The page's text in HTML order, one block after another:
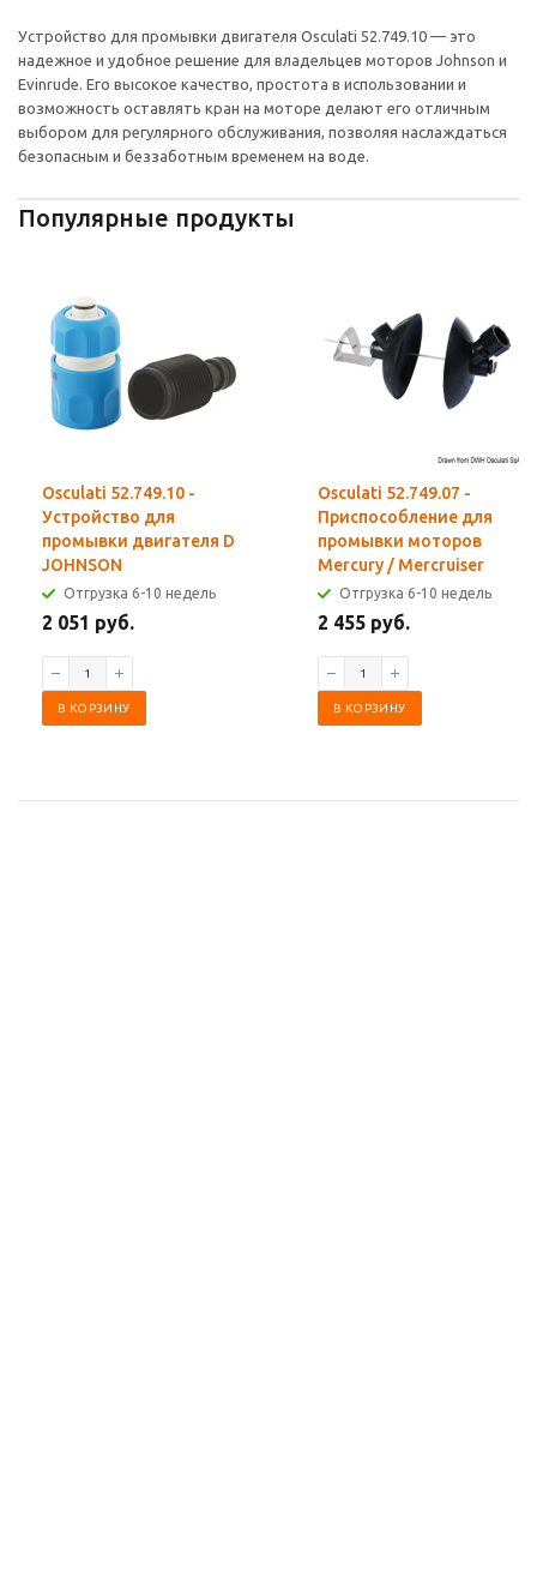
Устройство для промывки двигателя Osculati 52.749.10 — это
надежное и удобное решение для владельцев моторов Johnson и
Evinrude. Его высокое качество, простота в использовании и
возможность оставлять кран на моторе делают его отличным
выбором для регулярного обслуживания, позволяя наслаждаться
безопасным и беззаботным временем на воде.
Популярные продукты
Osculati 52.749.10 -
Устройство для
промывки двигателя D
JOHNSON
Отгрузка 6-10 недель
2 051 руб.
В КОРЗИНУ
Osculati 52.749.07 -
Приспособление для
промывки моторов
Mercury / Mercruiser
Отгрузка 6-10 недель
2 455 руб.
В КОРЗИНУ